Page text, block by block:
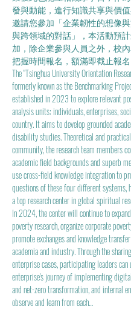
發與動能，進行知識共享與價值
邀請您參加「企業韌性的想像
與跨領域的對話」，本活動預
加，除企業參與人員之外，校
把握時間報名，額滿即截止報名
The "Tsinghua University Orientation
formerly known as the Benchmarking
established in 2023 to explore relevant
analysis units: individuals, enterprises,
country. It aims to develop grounded
disability studies. Theoretical and
community, the research team members
academic field backgrounds and superb
use cross-field knowledge integration to
questions of these four different systems,
a top research center in global spiritual
In 2024, the center will continue to
poverty research, organize corporate
promote exchanges and knowledge
academia and industry. Through the
enterprise cases, participating leaders can
enterprise's journey of implementing
and net-zero transformation, and internal
observe and learn from each…